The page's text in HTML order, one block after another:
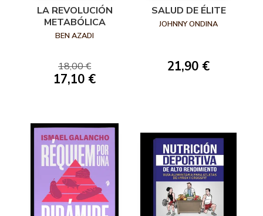
LA REVOLUCIÓN
METABÓLICA
BEN AZADI
18,00 €
17,10 €
SALUD DE ÉLITE
JOHNNY ONDINA
21,90 €